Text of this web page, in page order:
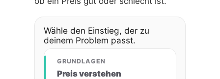
Wähle den Einstieg, der zu
deinem Problem passt.
GRUNDLAGEN
Preis verstehen